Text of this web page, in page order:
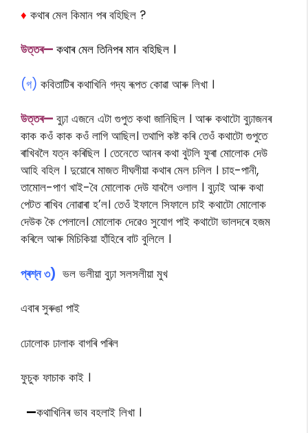
♦ কথাৰ মেল কিমান পৰ বহিছিল ?
উত্তৰ— কথাৰ মেল তিনিপৰ মান বহিছিল ।
(গ) কবিতাটিৰ কথাখিনি গদ্য ৰূপত কোৱা আৰু লিখা ।
উত্তৰ— বুঢ়া এজনে এটা গুপুত কথা জানিছিল । আৰু কথাটো বুঢ়াজনৰ
কাক কওঁ কাক কওঁ লাগি আছিল। তথাপি কষ্ট কৰি তেওঁ কথাটো গুপুতে
ৰাখিবলৈ যত্ন কৰিছিল । তেনেতে আনৰ কথা বুটলি ফুৰা মোলোক দেউ
আহি বহিল । দুয়োৰে মাজত দীঘলীয়া কথাৰ মেল চলিল । চাহ-পানী,
তামোল-পাণ খাই-বৈ মোলোক দেউ যাবলৈ ওলাল । বুঢ়াই আৰু কথা
পেটত ৰাখিব নোৱাৰা হ’ল। তেওঁ ইফালে সিফালে চাই কথাটো মোলোক
দেউক কৈ পেলালে। মোলোক দেৱেও সুযোগ পাই কথাটো ভালদৰে হজম
কৰিলে আৰু মিচিকিয়া হাঁহিৰে বাট বুলিলে ।
প্ৰশ্ন ৩) ভল ভলীয়া বুঢ়া সলসলীয়া মুখ
এবাৰ সুৰুঙা পাই
ঢোলোক ঢালাক বাগৰি পৰিল
ফুচুক ফাচাক কাই ।
—কথাখিনিৰ ভাব বহলাই লিখা ।